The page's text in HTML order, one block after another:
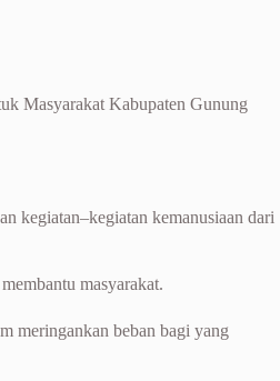
Masyarakat Kabupaten Gunung
kegiatan–kegiatan kemanusiaan dari
masyarakat.
meringankan beban bagi yang